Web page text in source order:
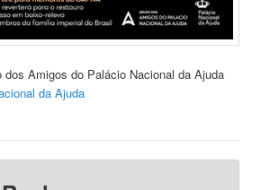
dos Amigos do Palácio Nacional da Ajuda
da Ajuda